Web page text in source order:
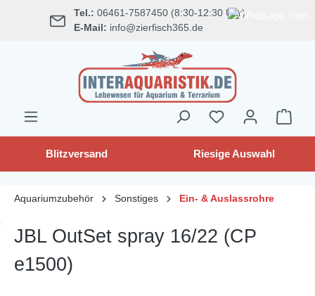
springen Tel.: 06461-7587450 (8:30-12:30 Uhr)
E-Mail: info@zierfisch365.de
Blitzversand Riesige Auswahl
Aquariumzubehör Sonstiges Ein- & Auslassrohre
JBL OutSet spray 16/22 (CP
e1500)